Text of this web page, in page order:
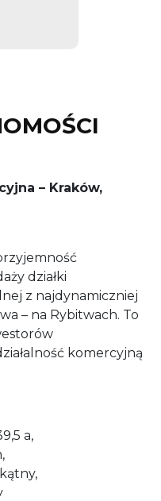
– Kraków,
działki
z najdynamiczniej
– na Rybitwach. To
komercyjną
a,